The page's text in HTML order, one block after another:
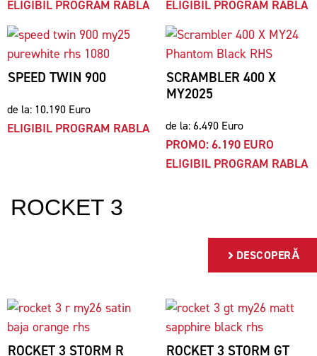
ELIGIBIL PROGRAM RABLA ELIGIBIL PROGRAM RABLA
SPEED TWIN 900
de la: 10.190 Euro
ELIGIBIL PROGRAM RABLA
SCRAMBLER 400 X
MY2025
de la: 6.490 Euro
PROMO: 6.190 EURO
ELIGIBIL PROGRAM RABLA
ROCKET 3
DESCOPERĂ
ROCKET 3 STORM R ROCKET 3 STORM GT